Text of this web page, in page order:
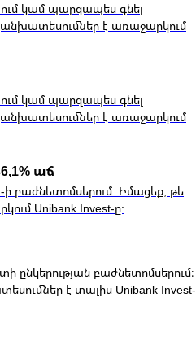
կամ պարզապես գնել
է առաջարկում
կամ պարզապես գնել
է առաջարկում
աճ
ի բաժնետոմսերում: Իմացեք, թե
Unibank Invest-ը:
բաժնետոմսերում։
է տալիս Unibank Invest-